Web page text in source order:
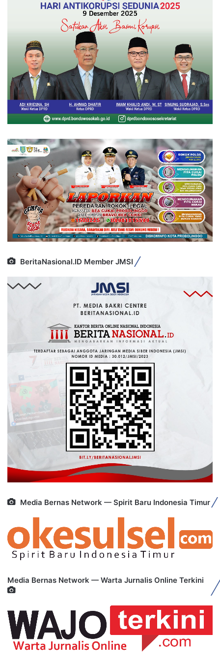
BeritaNasional.ID Member JMSI
Media Bernas Network — Spirit Baru Indonesia Timur
Media Bernas Network — Warta Jurnalis Online Terkini